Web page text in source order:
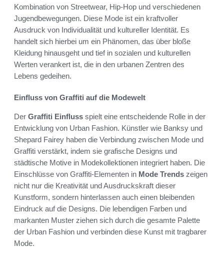
Kombination von Streetwear, Hip-Hop und verschiedenen
Jugendbewegungen. Diese Mode ist ein kraftvoller
Ausdruck von Individualität und kultureller Identität. Es
handelt sich hierbei um ein Phänomen, das über bloße
Kleidung hinausgeht und tief in sozialen und kulturellen
Werten verankert ist, die in den urbanen Zentren des
Lebens gedeihen.
Einfluss von Graffiti auf die Modewelt
Der Graffiti Einfluss spielt eine entscheidende Rolle in der
Entwicklung von Urban Fashion. Künstler wie Banksy und
Shepard Fairey haben die Verbindung zwischen Mode und
Graffiti verstärkt, indem sie grafische Designs und
städtische Motive in Modekollektionen integriert haben. Die
Einschlüsse von Graffiti-Elementen in Mode Trends zeigen
nicht nur die Kreativität und Ausdruckskraft dieser
Kunstform, sondern hinterlassen auch einen bleibenden
Eindruck auf die Designs. Die lebendigen Farben und
markanten Muster ziehen sich durch die gesamte Palette
der Urban Fashion und verbinden diese Kunst mit tragbarer
Mode.